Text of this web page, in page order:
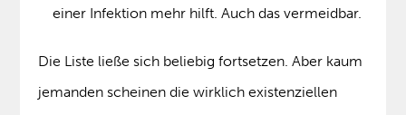
einer Infektion mehr hilft. Auch das vermeidbar.
Die Liste ließe sich beliebig fortsetzen. Aber kaum
jemanden scheinen die wirklich existenziellen